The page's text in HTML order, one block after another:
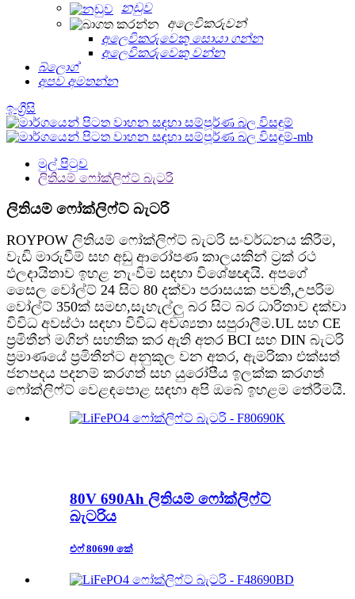
නඩුව
අලෙවිකරුවන්
අලෙවිකරුවෙකු සොයා ගන්න
අලෙවිකරුවෙකු වන්න
බ්ලොග්
අපව අමතන්න
ඉංග්‍රීසි
මුල් පිටුව
ලිතියම් ෆෝක්ලිෆ්ට් බැටරි
ලිතියම් ෆෝක්ලිෆ්ට් බැටරි
ROYPOW ලිතියම් ෆෝක්ලිෆ්ට් බැටරි සංවර්ධනය කිරීම,
වැඩි මාරුවීම් සහ අඩු ආරෝපණ කාලයකින් ට්‍රක් රථ
ඵලදායිතාව ඉහළ නැංවීම සඳහා විශේෂඥයි. අපගේ
සෛල වෝල්ට් 24 සිට 80 දක්වා පරාසයක පවතී,උපරිම
වෝල්ට් 350ක් සමඟ,සැහැල්ලු බර සිට බර ධාරිතාව දක්වා
විවිධ අවස්ථා සඳහා විවිධ අවශ්‍යතා සපුරාලීම.UL සහ CE
ප්‍රමිතීන් මගින් සහතික කර ඇති අතර BCI සහ DIN බැටරි
ප්‍රමාණයේ ප්‍රමිතීන්ට අනුකූල වන අතර, ඇමරිකා එක්සත්
ජනපදය පදනම් කරගත් සහ යුරෝපීය ඉලක්ක කරගත්
ෆෝක්ලිෆ්ට් වෙළඳපොළ සඳහා අපි ඔබේ ඉහළම තේරීමයි.
80V 690Ah ලිතියම් ෆෝක්ලිෆ්ට්
බැටරිය
එෆ් 80690 කේ